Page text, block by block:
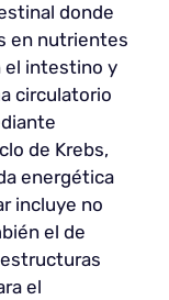
donde
en nutrientes
el intestino y
circulatorio
de Krebs,
energética
incluye no
el de
el